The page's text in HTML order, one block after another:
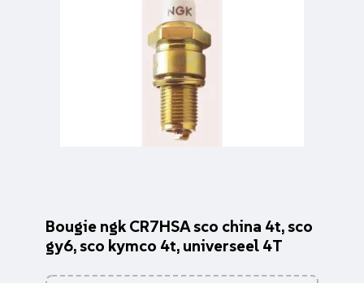
Bougie ngk CR7HSA sco china 4t, sco
gy6, sco kymco 4t, universeel 4T